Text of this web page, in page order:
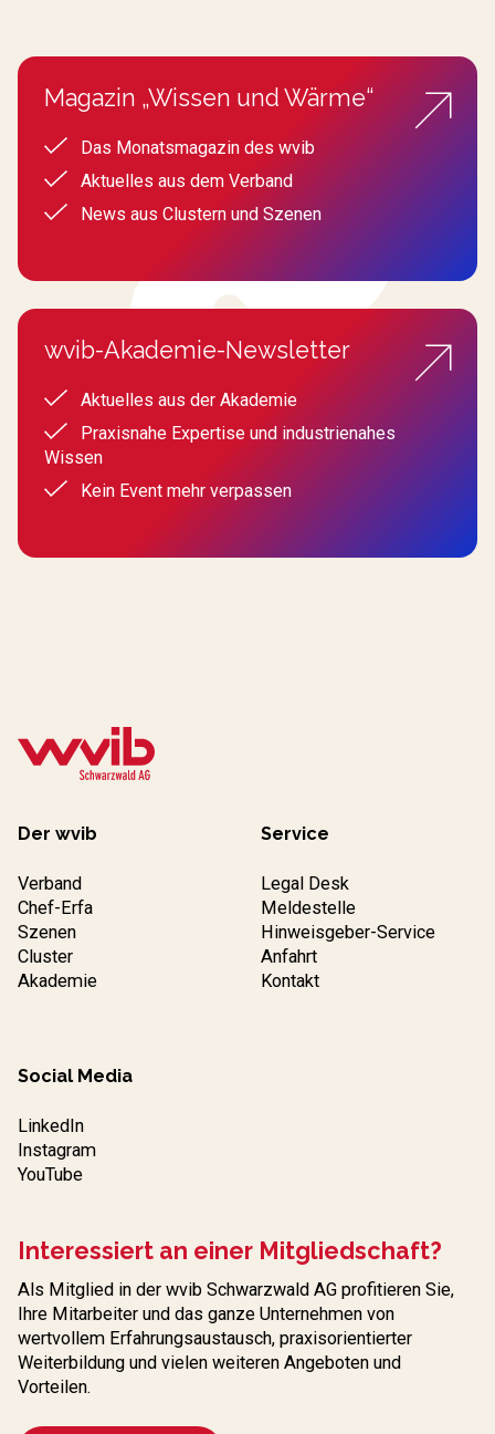
Magazin „Wissen und Wärme“
Das Monatsmagazin des wvib
Aktuelles aus dem Verband
News aus Clustern und Szenen
wvib-Akademie-Newsletter
Aktuelles aus der Akademie
Praxisnahe Expertise und industrienahes
Wissen
Kein Event mehr verpassen
Der wvib
Verband
Chef-Erfa
Szenen
Cluster
Akademie
Service
Legal Desk
Meldestelle
Hinweisgeber-Service
Anfahrt
Kontakt
Social Media
LinkedIn
Instagram
YouTube
Interessiert an einer Mitgliedschaft?
Als Mitglied in der wvib Schwarzwald AG profitieren Sie,
Ihre Mitarbeiter und das ganze Unternehmen von
wertvollem Erfahrungs­austausch, praxisorientierter
Weiterbildung und vielen weiteren Angeboten und
Vorteilen.